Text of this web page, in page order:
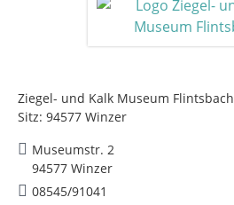
Ziegel- und Kalk Museum Flintsbach
Sitz: 94577 Winzer
Museumstr. 2
94577 Winzer
08545/91041